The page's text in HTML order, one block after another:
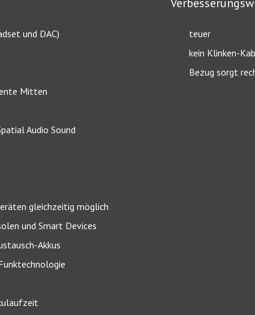
und DAC)
Mitten
Audio Sound
gleichzeitig möglich
und Smart Devices
Akkus
teuer
kein Klinken-
Bezug sorgt